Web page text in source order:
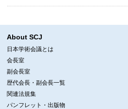
About SCJ
日本学術会議とは
会長室
副会長室
歴代会長・副会長一覧
関連法規集
パンフレット・出版物